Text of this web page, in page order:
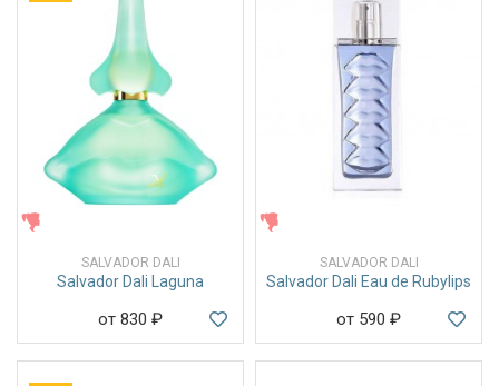
SALVADOR DALI
Salvador Dali Laguna
от 830 ₽
SALVADOR DALI
Salvador Dali Eau de Rubylips
от 590 ₽